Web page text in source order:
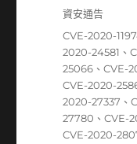
佈
期:
分
資安通告
標
籤
CVE-2020-
2020-24581 、
25066 、CVE-
CVE-2020-
2020-27337 、
27780 、CVE-
CVE-2020-